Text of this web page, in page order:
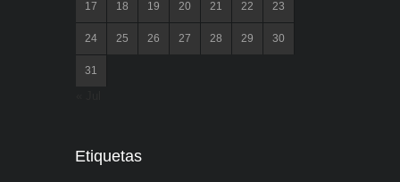
17 18 19 20 21 22 23
24 25 26 27 28 29 30
31
Etiquetas